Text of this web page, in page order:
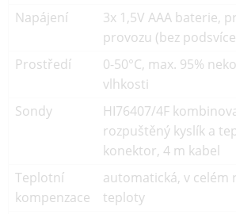
Napájení
3x 1,5V AAA baterie,
provozu (bez
Prostředí
0-50°C, max. 95%
vlhkosti
Sondy
HI76407/4F
rozpuštěný kyslík a
konektor, 4 m kabel
Teplotní
kompenzace
automatická, v celém
teploty